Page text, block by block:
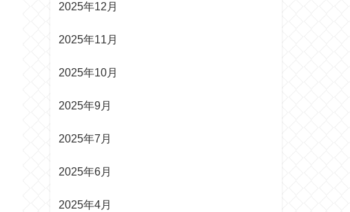
2025年12月
2025年11月
2025年10月
2025年9月
2025年7月
2025年6月
2025年4月